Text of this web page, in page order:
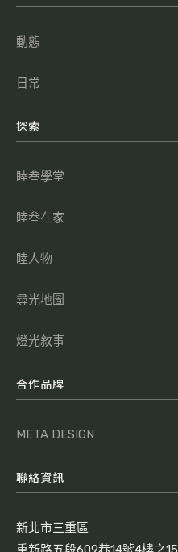
動態
日常
探索
睦叁學堂
睦叁在家
睦人物
尋光地圖
燈光敘事
合作品牌
META DESIGN
聯絡資訊
新北市三重區